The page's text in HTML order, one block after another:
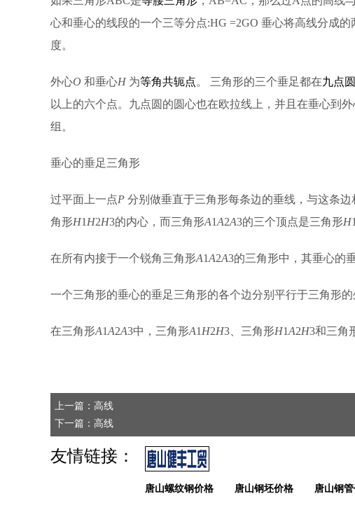
心和垂心的线段的一个三等分点:HG =2GO 垂心将高线分成
度。
外心O 和垂心H 为等角共轭点。 三角形的三个垂足都在九点圆
以上的六个点。九点圆的圆心也在欧拉线上，并且在垂心到
组。
垂心的垂足三角形
过平面上一点P 分别做垂直于三角形每条边的垂线，与这条
角形H1 H2H3的内心，而三角形A1A2A3的三个顶点是三角形H1
在所有内接于一个锐角三角形A1A2A3的三角形中，其垂心的
一个三角形的垂心的垂足三角形的各个边分别平行于三角形
在三角形A1A2A3中，三角形A1 H2H3、三角形H1A2H3和三角
上一篇：高线
下一篇：高线
友情链接：
唐山螺纹钢价格 唐山钢坯价格 唐山钢